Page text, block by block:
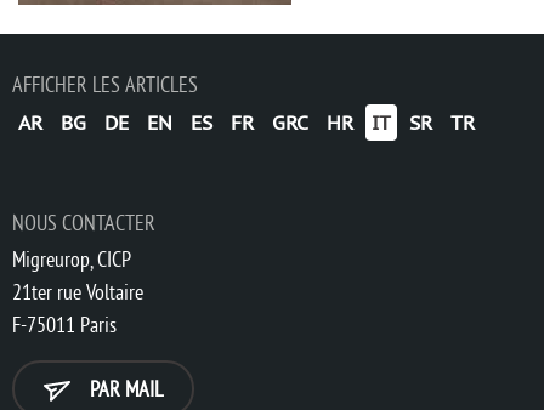
AFFICHER LES ARTICLES
AR BG DE EN ES FR GRC HR IT SR TR
NOUS CONTACTER
Migreurop, CICP
21ter rue Voltaire
F-75011 Paris
PAR MAIL